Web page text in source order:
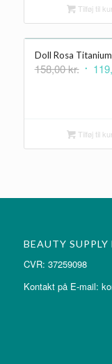
480,00
Tilføj til
Doll Rosa
158,00kr. Den
158,00
Tilføj til
BEAUTY
CVR: 37259098
Kontakt på E-mail: